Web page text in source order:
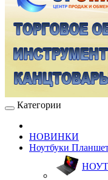
Категории
НОВИНКИ
Ноутбуки